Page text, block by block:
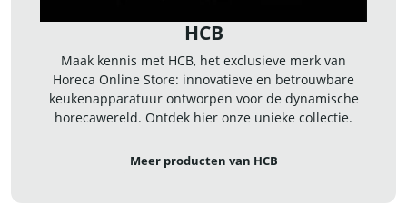
HCB
Maak kennis met HCB, het exclusieve merk van
Horeca Online Store: innovatieve en betrouwbare
keukenapparatuur ontworpen voor de dynamische
horecawereld. Ontdek hier onze unieke collectie.
Meer producten van HCB